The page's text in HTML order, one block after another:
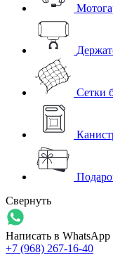
Сетки
Свернуть
Написать в WhatsApp
+7 (968) 267-16-40